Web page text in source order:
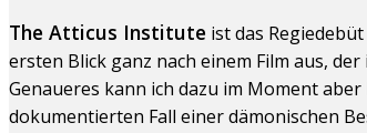
The Atticus Institute ist das
ersten Blick ganz nach einem Film aus,
Genaueres kann ich dazu im Moment
dokumentierten Fall einer dämonischen